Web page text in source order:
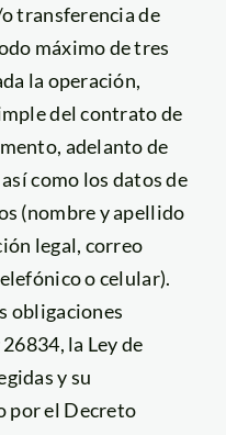
transferencia de
máximo de tres
la operación,
del contrato de
adelanto de
como los datos de
(nombre y apellido
legal, correo
o celular).
obligaciones
la Ley de
y su
por el Decreto